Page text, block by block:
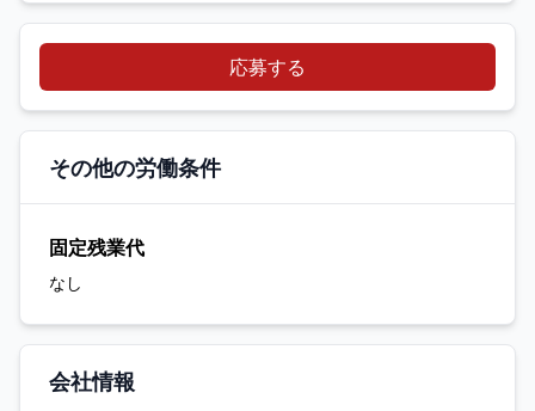
応募する
その他の労働条件
固定残業代
なし
会社情報